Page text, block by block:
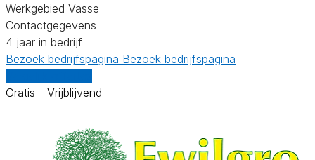
Werkgebied Vasse
Contactgegevens
4 jaar in bedrijf
Bezoek bedrijfspagina Bezoek bedrijfspagina
Gratis - Vrijblijvend